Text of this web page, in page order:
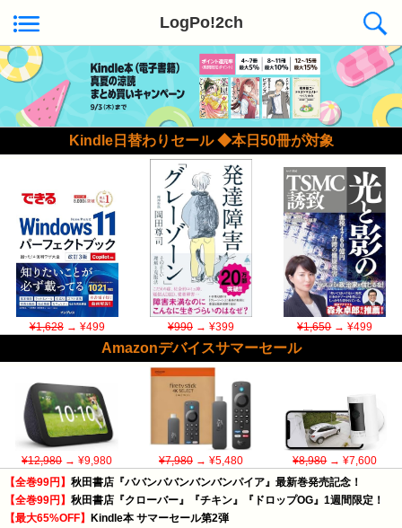
LogPo!2ch
Kindle日替わりセール ◆本日50冊が対象
¥1,628→ ¥499 ¥990→ ¥399 ¥1,650→ ¥499
Amazonデバイスサマーセール
¥12,980→ ¥9,980 ¥7,980→ ¥5,480 ¥8,980→ ¥7,600
【全巻99円】 秋田書店『ババンババンバンバンパイア』最新巻発売記念！
【全巻99円】 秋田書店『クローバー』『チキン』『ドロップOG』1週間限定！
【最大65%OFF】 Kindle本 サマーセール第2弾